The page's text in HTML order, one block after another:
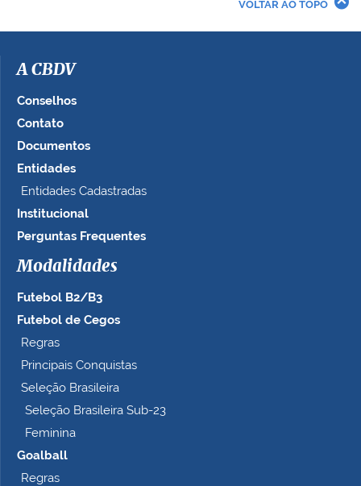
i
a
e
o
t
a
n
o
o
m
e
t
VOLTAR AO TOPO
A CBDV
Conselhos
Contato
Documentos
Entidades
Entidades Cadastradas
Institucional
Perguntas Frequentes
Modalidades
Futebol B2/B3
Futebol de Cegos
Regras
Principais Conquistas
Seleção Brasileira
Seleção Brasileira Sub-23
Feminina
Goalball
Regras